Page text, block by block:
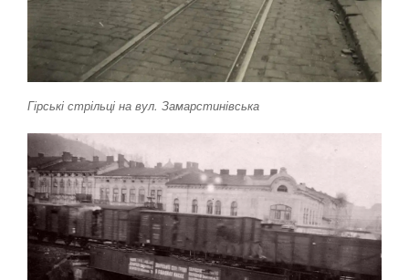
Гірські стрільці на вул. Замарстинівська